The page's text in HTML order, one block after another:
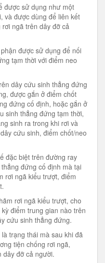
được sử dụng như một
và được dùng để liên kết
ngã trên dây đỡ cả
được sử dụng để nối
tạm thời với điểm neo
dây cứu sinh thẳng đứng
được gắn ở điểm chốt
đứng cố định, hoặc gắn ở
sinh thẳng đứng tạm thời,
sinh ra trong khi rơi và
cứu sinh, điểm chốt/neo
đặc biệt trên đường ray
đứng cố định mà tại
rơi ngã kiểu trượt, điểm
rơi ngã kiểu trượt, cho
điểm trung gian nào trên
cứu sinh thẳng đứng.
trạng thái mà sau khi đã
tiện chống rơi ngã,
dây đỡ cả người.